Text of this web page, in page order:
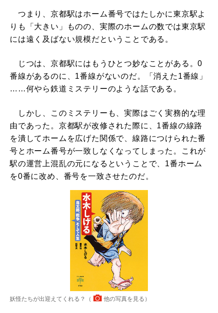
つまり、京都駅はホーム番号ではたしかに東京駅よ
りも「大きい」ものの、実際のホームの数では東京駅
には遠く及ばない規模だということである。
じつは、京都駅にはもうひとつ妙なことがある。0
番線があるのに、1番線がないのだ。「消えた1番線」
……何やら鉄道ミステリーのような話である。
しかし、このミステリーも、実際はごく実務的な理
由であった。京都駅が改修された際に、1番線の線路
を潰してホームを広げた関係で、線路につけられた番
号とホーム番号が一致しなくなってしまった。これが
駅の運営上混乱の元になるということで、1番ホーム
を0番に改め、番号を一致させたのだ。
妖怪たちが出迎えてくれる？（ 他の写真を見る ）